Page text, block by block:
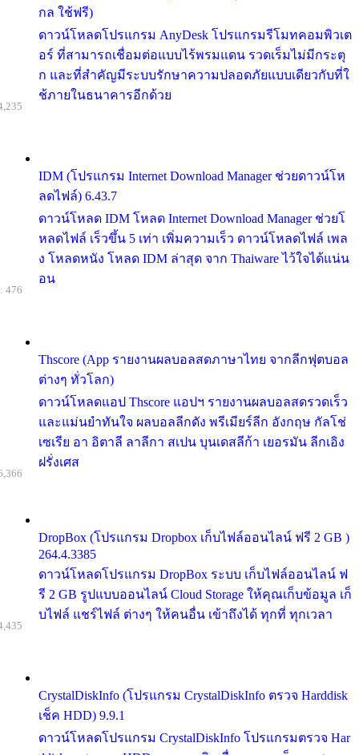
กล ใช้ฟรี)
ดาวน์โหลดโปรแกรม AnyDesk โปรแกรมรีโมทคอมพิวเต
อร์ ที่สามารถเชื่อมต่อแบบไร้พรมแดน รวดเร็มไม่มีกระตุ
ก และที่สำคัญมีระบบรักษาความปลอดภัยแบบเดียวกับที่ใ
ช้ภายในธนาคารอีกด้วย
IDM (โปรแกรม Internet Download Manager ช่วยดาวน์โห
ลดไฟล์) 6.43.7
ดาวน์โหลด IDM โหลด Internet Download Manager ช่วยโ
หลดไฟล์ เร็วขึ้น 5 เท่า เพิ่มความเร็ว ดาวน์โหลดไฟล์ เพล
ง โหลดหนัง โหลด IDM ล่าสุด จาก Thaiware ไว้ใจได้แน่น
อน
Thscore (App รายงานผลบอลสดภาษาไทย จากลีกฟุตบอล
ต่างๆ ทั่วโลก)
ดาวน์โหลดแอป Thscore แอปฯ รายงานผลบอลสดรวดเร็ว
และแม่นยำทันใจ ผลบอลลีกดัง พรีเมียร์ลีก อังกฤษ กัลโช่
เซเรีย อา อิตาลี ลาลีกา สเปน บุนเดสลีก้า เยอรมัน ลีกเอิง
ฝรั่งเศส
476
DropBox (โปรแกรม Dropbox เก็บไฟล์ออนไลน์ ฟรี 2 GB )
264.4.3385
ดาวน์โหลดโปรแกรม DropBox ระบบ เก็บไฟล์ออนไลน์ ฟ
รี 2 GB รูปแบบออนไลน์ Cloud Storage ให้คุณเก็บข้อมูล เก็
บไฟล์ แชร์ไฟล์ ต่างๆ ให้คนอื่น เข้าถึงได้ ทุกที่ ทุกเวลา
CrystalDiskInfo (โปรแกรม CrystalDiskInfo ตรวจ Harddisk
เช็ค HDD) 9.9.1
ดาวน์โหลดโปรแกรม CrystalDiskInfo โปรแกรมตรวจ Har